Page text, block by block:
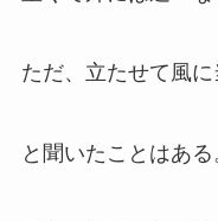
ただ、立たせて風
と聞いたことはある